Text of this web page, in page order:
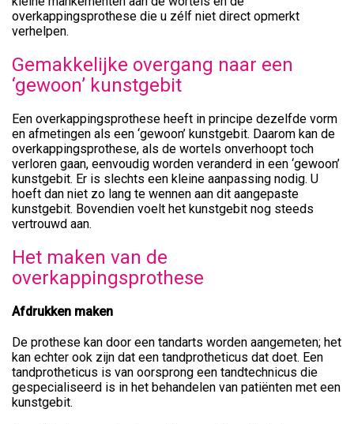
overkappingsprothese die u zélf niet direct opmerkt
verhelpen.
Gemakkelijke overgang naar een
‘gewoon’ kunstgebit
Een overkappingsprothese heeft in principe dezelfde vorm
en afmetingen als een ‘gewoon’ kunstgebit. Daarom kan de
overkappingsprothese, als de wortels onverhoopt toch
verloren gaan, eenvoudig worden veranderd in een ‘gewoon’
kunstgebit. Er is slechts een kleine aanpassing nodig. U
hoeft dan niet zo lang te wennen aan dit aangepaste
kunstgebit. Bovendien voelt het kunstgebit nog steeds
vertrouwd aan.
Het maken van de
overkappingsprothese
Afdrukken maken
De prothese kan door een tandarts worden aangemeten; het
kan echter ook zijn dat een tandprotheticus dat doet. Een
tandprotheticus is van oorsprong een tandtechnicus die
gespecialiseerd is in het behandelen van patiënten met een
kunstgebit.